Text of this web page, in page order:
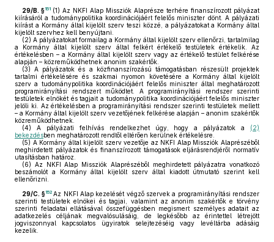
29/B. §151 (1) Az NKFI Alap Missziók Alaprésze terhére finanszírozott pályázat
kiírásáról a tudománypolitika koordinációjáért felelős miniszter dönt. A pályázati
kiírást a Kormány által kijelölt szerv teszi közzé, a pályázatokat a Kormány által
kijelölt szervhez kell benyújtani.
(2) A pályázatokat formailag a Kormány által kijelölt szerv ellenőrzi, tartalmilag
a Kormány által kijelölt szerv által felkért értékelő testületek értékelik. Az
értékelésben – a Kormány által kijelölt szerv vagy az értékelő testület felkérése
alapján – közreműködhetnek anonim szakértők.
(3) A pályázatok és a közfinanszírozású támogatásban részesült projektek
tartalmi értékelésére és szakmai nyomon követésére a Kormány által kijelölt
szerv a tudománypolitika koordinációjáért felelős miniszter által meghatározott
programirányítási rendszert működtet. A programirányítási rendszer szerinti
testületek elnökét és tagjait a tudománypolitika koordinációjáért felelős miniszter
jelöli ki. Az értékelésben a programirányítási rendszer szerinti testületek mellett
– a Kormány által kijelölt szerv vezetőjének felkérése alapján – anonim szakértők
közreműködhetnek.
(4) A pályázati felhívás rendelkezhet úgy, hogy a pályázatok a (2)
bekezdésben meghatározott rendtől eltérően kerülnek értékelésre.
(5) A Kormány által kijelölt szerv vezetője az NKFI Alap Missziók Alaprészéből
meghirdetett pályázatok és finanszírozott támogatások eljárásrendjéről normatív
utasításban határoz.
(6) Az NKFI Alap Missziók Alaprészéből meghirdetett pályázatra vonatkozó
beszámolót a Kormány által kijelölt szerv által kiadott útmutató szerint kell
ellenőrizni.
29/C. §152 Az NKFI Alap kezelését végző szervek a programirányítási rendszer
szerinti testületek elnökei és tagjai, valamint az anonim szakértők e törvény
szerinti feladatai ellátásával összefüggésben megismert személyes adatait az
adatkezelés céljának megvalósulásáig, de legkésőbb az érintettel létrejött
jogviszonnyal kapcsolatos ügyiratok selejtezéséig vagy levéltárba adásáig
kezelik.